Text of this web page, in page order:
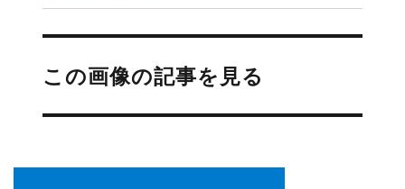
投
ナ
ビ
ー
この画像の記事を見る